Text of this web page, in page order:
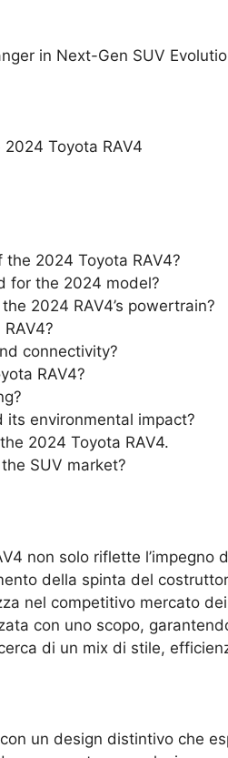
in Next-Gen SUV
Toyota RAV4
2024 Toyota RAV4?
for the 2024 model?
2024 RAV4’s powertrain?
connectivity?
RAV4?
its environmental impact?
2024 Toyota RAV4.
SUV market?
non solo riflette l’impegno
della spinta del
nel competitivo mercato dei
con uno scopo,
di un mix di stile,
un design distintivo che